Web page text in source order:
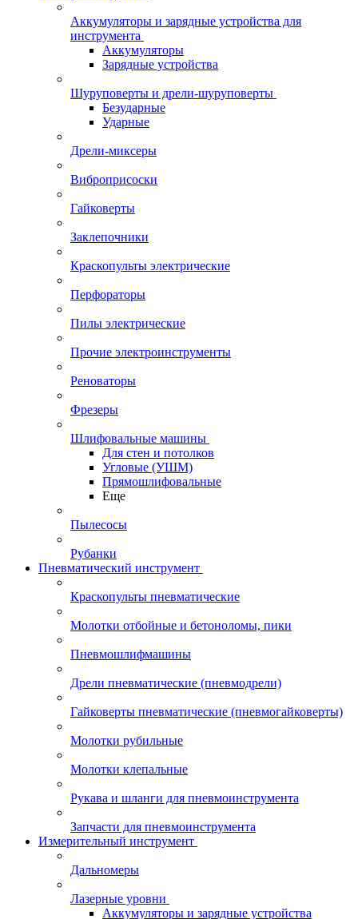
Аккумуляторы и зарядные устройства для
инструмента
Аккумуляторы
Зарядные устройства
Шуруповерты и дрели-шуруповерты
Безударные
Ударные
Дрели-миксеры
Виброприсоски
Гайковерты
Заклепочники
Краскопульты электрические
Перфораторы
Пилы электрические
Прочие электроинструменты
Реноваторы
Фрезеры
Шлифовальные машины
Для стен и потолков
Угловые (УШМ)
Прямошлифовальные
Еще
Пылесосы
Рубанки
Пневматический инструмент
Краскопульты пневматические
Молотки отбойные и бетоноломы, пики
Пневмошлифмашины
Дрели пневматические (пневмодрели)
Гайковерты пневматические (пневмогайковерты)
Молотки рубильные
Молотки клепальные
Рукава и шланги для пневмоинструмента
Запчасти для пневмоинструмента
Измерительный инструмент
Дальномеры
Лазерные уровни
Аккумуляторы и зарядные устройства